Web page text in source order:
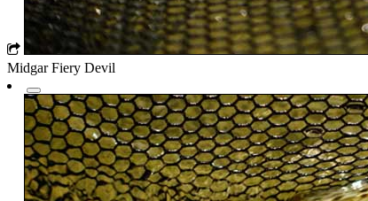
Midgar Fiery Devil